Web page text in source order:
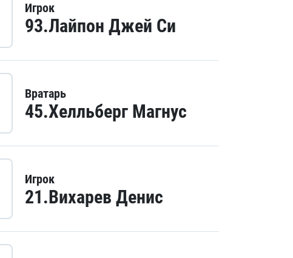
Игрок
93.Лайпон Джей Си
Вратарь
45.Хелльберг Магнус
Игрок
21.Вихарев Денис